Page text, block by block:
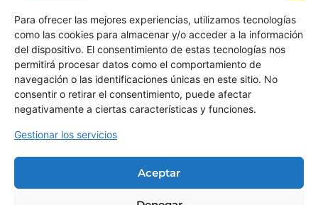
Para ofrecer las mejores experiencias, utilizamos tecnologías
como las cookies para almacenar y/o acceder a la información
del dispositivo. El consentimiento de estas tecnologías nos
permitirá procesar datos como el comportamiento de
navegación o las identificaciones únicas en este sitio. No
consentir o retirar el consentimiento, puede afectar
negativamente a ciertas características y funciones.
Gestionar los servicios
Aceptar
Buscar
Buscar
Demos